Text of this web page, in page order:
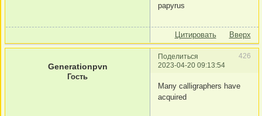
papyrus
Цитировать Вверх
Поделиться
426
2023-04-20 09:13:54
Generationpvn
Гость
Many calligraphers have
acquired